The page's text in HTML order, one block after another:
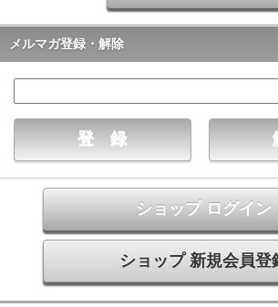
メルマガ登録・解除
ショップ ログイン
ショップ 新規会員登